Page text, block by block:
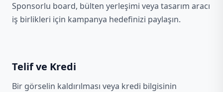
Sponsorlu board, bülten yerleşimi veya tasarım aracı
iş birlikleri için kampanya hedefinizi paylaşın.
Telif ve Kredi
Bir görselin kaldırılması veya kredi bilgisinin